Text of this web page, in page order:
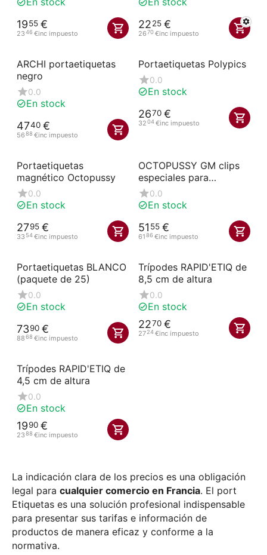
La indicación clara de los precios es una obligación
legal para cualquier comercio en Francia. El port
Etiquetas es una solución profesional indispensable
para presentar sus tarifas e información de
productos de manera eficaz y conforme a la
normativa.
1955 €
2346 €inc impuesto
2225 €
2670€inc impuesto
ARCHI portaetiquetas
negro
0.0
En stock
4740 €
5688 €inc impuesto
Portaetiquetas Polypics
0.0
En stock
2670 €
3204€inc impuesto
Portaetiquetas
magnético Octopussy
0.0
En stock
2795 €
33 54€inc impuesto
OCTOPUSSY GM clips
especiales para
etiquetas de cestas
0.0
En stock
51 55 €
6186 €inc impuesto
Portaetiquetas BLANCO
(paquete de 25)
0.0
En stock
7390 €
8868 €inc impuesto
Trípodes RAPID'ETIQ de
8,5 cm de altura
0.0
En stock
2270 €
2724€inc impuesto
Trípodes RAPID'ETIQ de
4,5 cm de altura
0.0
En stock
1990 €
2388 €inc impuesto